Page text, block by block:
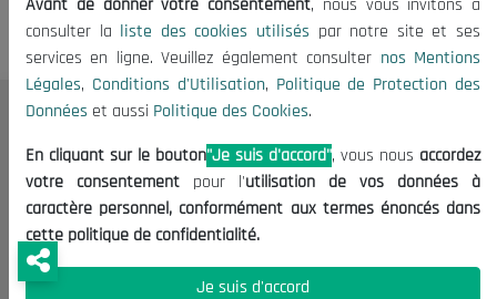
A Propos
Le président
Organisation
Publications
Avant de donner votre consentement, nous vous invitons à
consulter la liste des cookies utilisés par notre site et ses
services en ligne. Veuillez également consulter nos Mentions
Légales, Conditions d'Utilisation, Politique de Protection des
Données et aussi Politique des Cookies.
En cliquant sur le bouton"Je suis d'accord", vous nous accordez
votre consentement pour l'utilisation de vos données à
caractère personnel, conformément aux termes énoncés dans
cette politique de confidentialité.
Je suis d'accord